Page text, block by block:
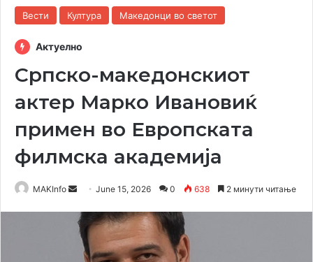
Вести Култура Македонци во светот
Актуелно
Српско-македонскиот
актер Марко Ивановиќ
примен во Европската
филмска академија
MAKInfo
Send
email
June 15, 2026 0 638 2 минути читање